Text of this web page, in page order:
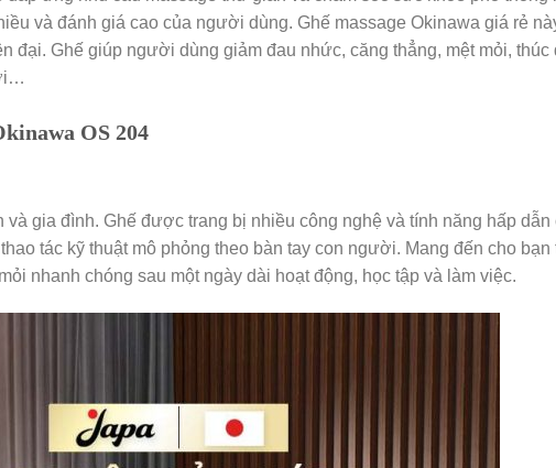
và đánh giá cao của người dùng. Ghế massage Okinawa giá rẻ
đại. Ghế giúp người dùng giảm đau nhức, căng thẳng, mệt mỏi,
OS 204
và gia đình. Ghế được trang bị nhiều công nghệ và tính năng hấp
tác kỹ thuật mô phỏng theo bàn tay con người. Mang đến cho
nhanh chóng sau một ngày dài hoạt động, học tập và làm việc.